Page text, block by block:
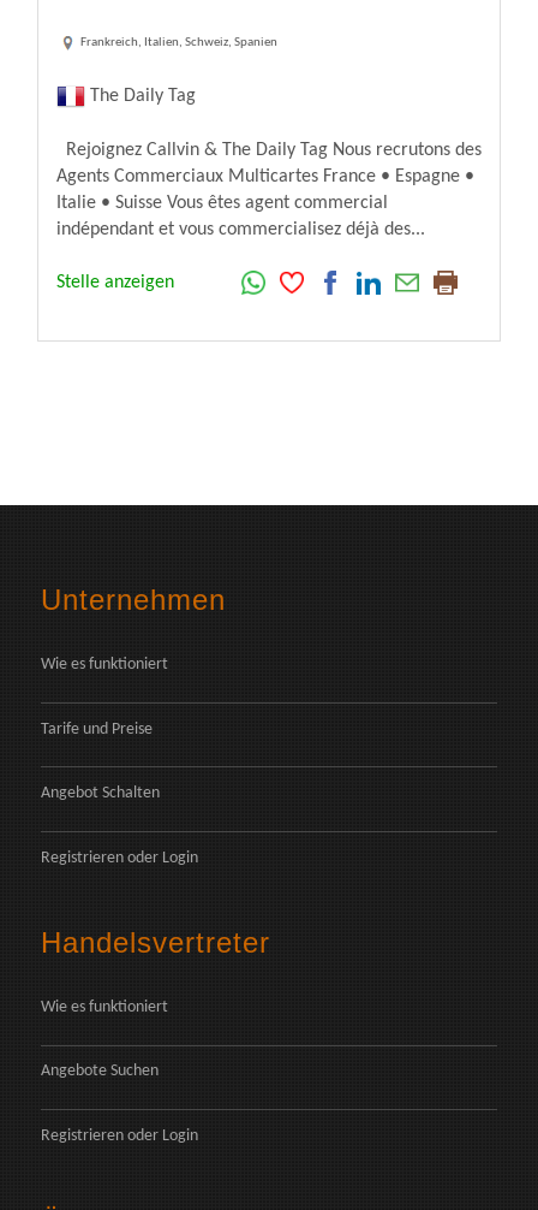
Frankreich, Italien, Schweiz, Spanien
The Daily Tag
Rejoignez Callvin & The Daily Tag Nous recrutons des
Agents Commerciaux Multicartes France • Espagne •
Italie • Suisse Vous êtes agent commercial
indépendant et vous commercialisez déjà des...
Stelle anzeigen
Unternehmen
Wie es funktioniert
Tarife und Preise
Angebot Schalten
Registrieren oder Login
Handelsvertreter
Wie es funktioniert
Angebote Suchen
Registrieren oder Login